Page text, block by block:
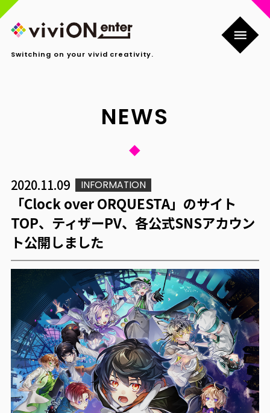
Switching on your vivid creativity.
NEWS
2020.11.09 INFORMATION
「Clock over ORQUESTA」のサイト
TOP、ティザーPV、各公式SNSアカウン
ト公開しました